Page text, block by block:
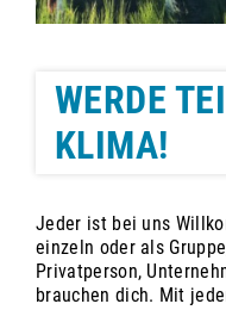
WERDE
KLIMA!
Jeder ist bei uns
einzeln oder als
Privatperson,
brauchen dich. Mit